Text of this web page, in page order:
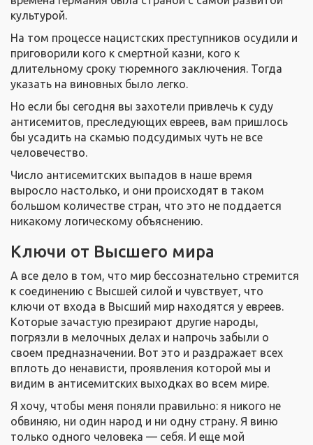
культурой.
На том процессе нацистских преступников осудили и
приговорили кого к смертной казни, кого к
длительному сроку тюремного заключения. Тогда
указать на виновных было легко.
Но если бы сегодня вы захотели привлечь к суду
антисемитов, преследующих евреев, вам пришлось
бы усадить на скамью подсудимых чуть не все
человечество.
Число антисемитских выпадов в наше время
выросло настолько, и они происходят в таком
большом количестве стран, что это не поддается
никакому логическому объяснению.
Ключи от Высшего мира
А все дело в том, что мир бессознательно стремится
к соединению с Высшей силой и чувствует, что
ключи от входа в Высший мир находятся у евреев.
Которые зачастую презирают другие народы,
погрязли в мелочных делах и напрочь забыли о
своем предназначении. Вот это и раздражает всех
вплоть до ненависти, проявления которой мы и
видим в антисемитских выходках во всем мире.
Я хочу, чтобы меня поняли правильно: я никого не
обвиняю, ни один народ и ни одну страну. Я виню
только одного человека — себя. И еще мой